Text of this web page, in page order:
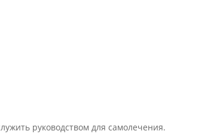
руководством для самолечения.